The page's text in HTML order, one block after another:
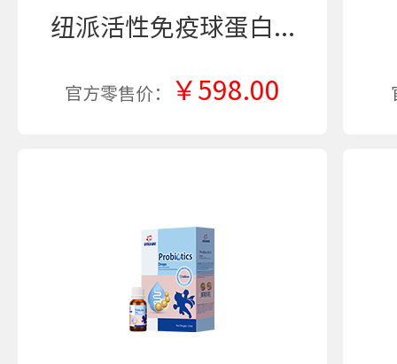
纽派活性免疫球蛋白...
官方零售价： ￥598.00